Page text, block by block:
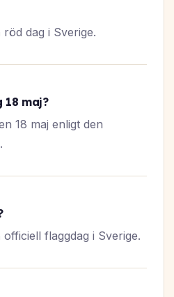
dag i Sverige.
18 maj?
18 maj enligt den
flaggdag i Sverige.